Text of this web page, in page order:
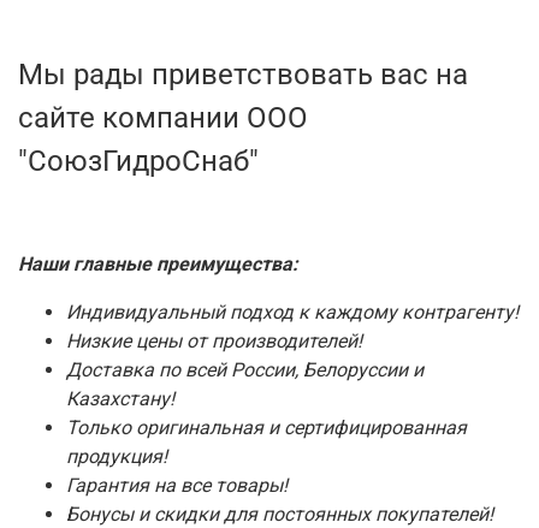
Мы рады приветствовать вас на
сайте компании ООО
"СоюзГидроСнаб"
Наши главные преимущества:
Индивидуальный подход к каждому контрагенту!
Низкие цены от производителей!
Доставка по всей России, Белоруссии и
Казахстану!
Только оригинальная и сертифицированная
продукция!
Гарантия на все товары!
Бонусы и скидки для постоянных покупателей!